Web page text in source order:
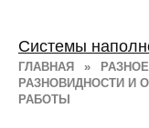
ГЛАВНАЯ » РАЗНОЕ
РАЗНОВИДНОСТИ И
РАБОТЫ
Системы